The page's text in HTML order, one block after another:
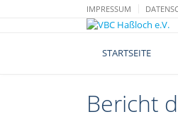
IMPRESSUM
STARTSEITE
Bericht